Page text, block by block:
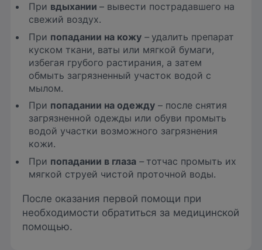
При вдыхании– вывести пострадавшего на
свежий воздух.
При попадании на кожу –удалить препарат
куском ткани, ваты или мягкой бумаги,
избегая грубого растирания, а затем
обмыть загрязненный участок водой с
мылом.
При попадании на одежду – после снятия
загрязненной одежды или обуви промыть
водой участки возможного загрязнения
кожи.
При попадании в глаза –тотчас промыть их
мягкой струей чистой проточной воды.
После оказания первой помощи при
необходимости обратиться за медицинской
помощью.